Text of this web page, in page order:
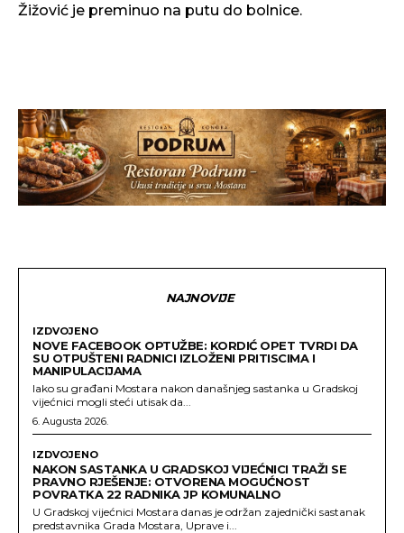
Žižović je preminuo na putu do bolnice.
NAJNOVIJE
IZDVOJENO
NOVE FACEBOOK OPTUŽBE: KORDIĆ OPET TVRDI DA
SU OTPUŠTENI RADNICI IZLOŽENI PRITISCIMA I
MANIPULACIJAMA
Iako su građani Mostara nakon današnjeg sastanka u Gradskoj
vijećnici mogli steći utisak da...
6. Augusta 2026.
IZDVOJENO
NAKON SASTANKA U GRADSKOJ VIJEĆNICI TRAŽI SE
PRAVNO RJEŠENJE: OTVORENA MOGUĆNOST
POVRATKA 22 RADNIKA JP KOMUNALNO
U Gradskoj vijećnici Mostara danas je održan zajednički sastanak
predstavnika Grada Mostara, Uprave i...